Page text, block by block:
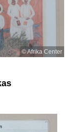
© Afrika Center